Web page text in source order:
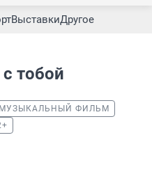
ВыставкиДругое
тобой
МУЗЫКАЛЬНЫЙ ФИЛЬМ